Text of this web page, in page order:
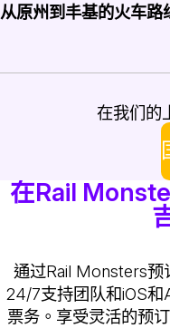
可以，原州到丰基的往
从原州到丰基的火车路
在我们的
在Rail
通过Rail Monsters预
24/7支持团队和iOS
票务。享受灵活的预